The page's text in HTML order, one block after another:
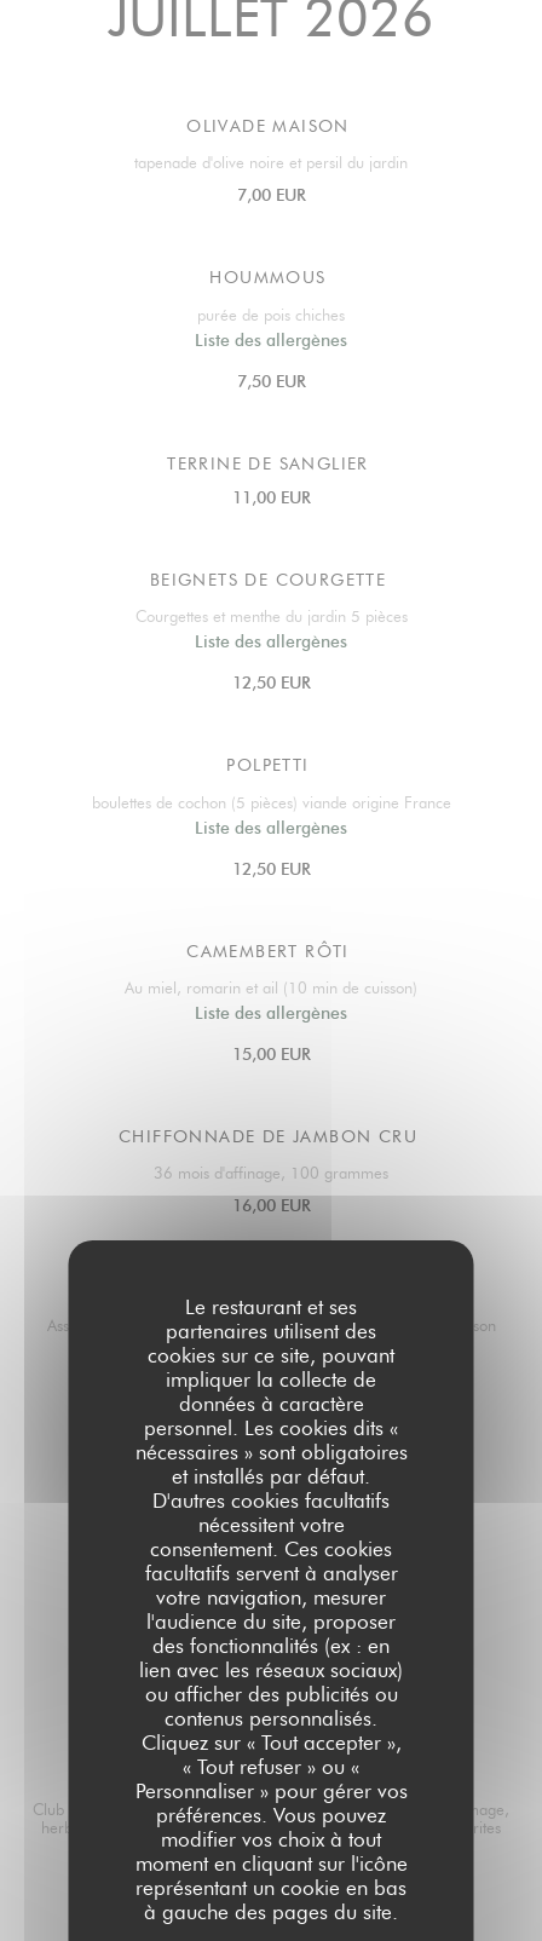
Le restaurant et ses
partenaires utilisent des
cookies sur ce site, pouvant
impliquer la collecte de
données à caractère
personnel. Les cookies dits «
nécessaires » sont obligatoires
et installés par défaut.
D'autres cookies facultatifs
nécessitent votre
consentement. Ces cookies
facultatifs servent à analyser
votre navigation, mesurer
l'audience du site, proposer
des fonctionnalités (ex : en
lien avec les réseaux sociaux)
ou afficher des publicités ou
contenus personnalisés.
Cliquez sur « Tout accepter »,
« Tout refuser » ou «
Personnaliser » pour gérer vos
préférences. Vous pouvez
modifier vos choix à tout
moment en cliquant sur l'icône
représentant un cookie en bas
à gauche des pages du site.
JUILLET 2026
OLIVADE MAISON
tapenade d'olive noire et persil du jardin
7,00 EUR
HOUMMOUS
purée de pois chiches
Liste des allergènes
7,50 EUR
TERRINE DE SANGLIER
11,00 EUR
BEIGNETS DE COURGETTE
Courgettes et menthe du jardin 5 pièces
Liste des allergènes
12,50 EUR
POLPETTI
boulettes de cochon (5 pièces) viande origine France
Liste des allergènes
12,50 EUR
CAMEMBERT RÔTI
Au miel, romarin et ail (10 min de cuisson)
Liste des allergènes
15,00 EUR
CHIFFONNADE DE JAMBON CRU
36 mois d'affinage, 100 grammes
16,00 EUR
Assortiment de charcuterie, jambon cru, coppa, lonzu et saucisson
19,00 EUR
MIXTE
Assortiment de charcuterie et de fromage
26,00 EUR
FROMAGE
Assortiment de fromage locaux de chèvre et de brebis
9,00 EUR
Petite
16,00 EUR
Grande
LE CROQUE
Club sandwich toasté, jambon blanc l'infernu "fait en Corse", fromage,
herbes du maquis et huile d'olive parfumée à la truffe noire et frites
Liste des allergènes
15,00 EUR